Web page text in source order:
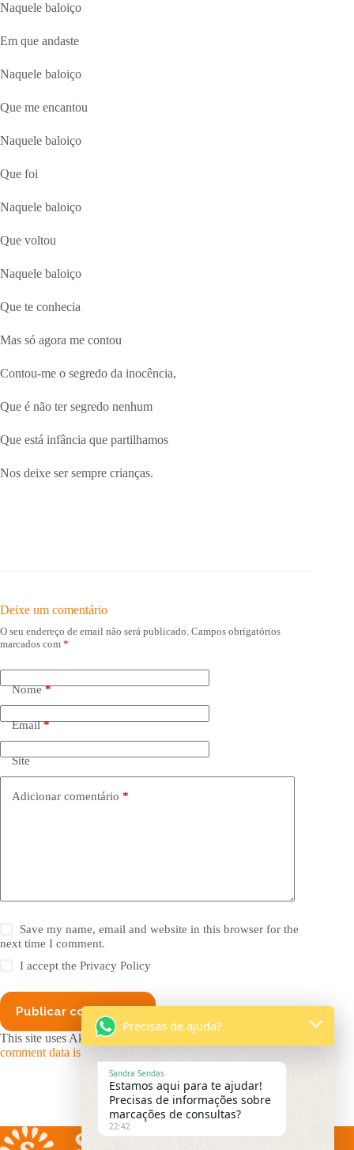
Naquele baloiço
Em que andaste
Naquele baloiço
Que me encantou
Naquele baloiço
Que foi
Naquele baloiço
Que voltou
Naquele baloiço
Que te conhecia
Mas só agora me contou
Contou-me o segredo da inocência,
Que é não ter segredo nenhum
Que está infância que partilhamos
Nos deixe ser sempre crianças.
Deixe um comentário
O seu endereço de email não será publicado. Campos obrigatórios
marcados com *
Nome*
Email*
Site
Adicionar comentário *
Save my name, email and website in this browser for the
next time I comment.
I accept thePrivacy Policy
Publicar comentário
This site uses Akismet to reduce spam.
comment data is processed.
Precisas de ajuda?
Sandra Sendas
Estamos aqui para te ajudar!
Precisas de informações sobre
marcações de consultas?
22:42